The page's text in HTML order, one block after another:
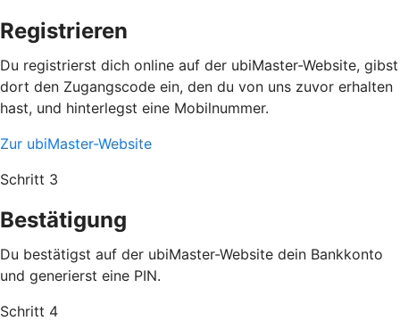
Registrieren
Du registrierst dich online auf der ubiMaster-Website, gibst
dort den Zugangscode ein, den du von uns zuvor erhalten
hast, und hinterlegst eine Mobilnummer.
Zur ubiMaster-Website
Schritt 3
Bestätigung
Du bestätigst auf der ubiMaster-Website dein Bankkonto
und generierst eine PIN.
Schritt 4